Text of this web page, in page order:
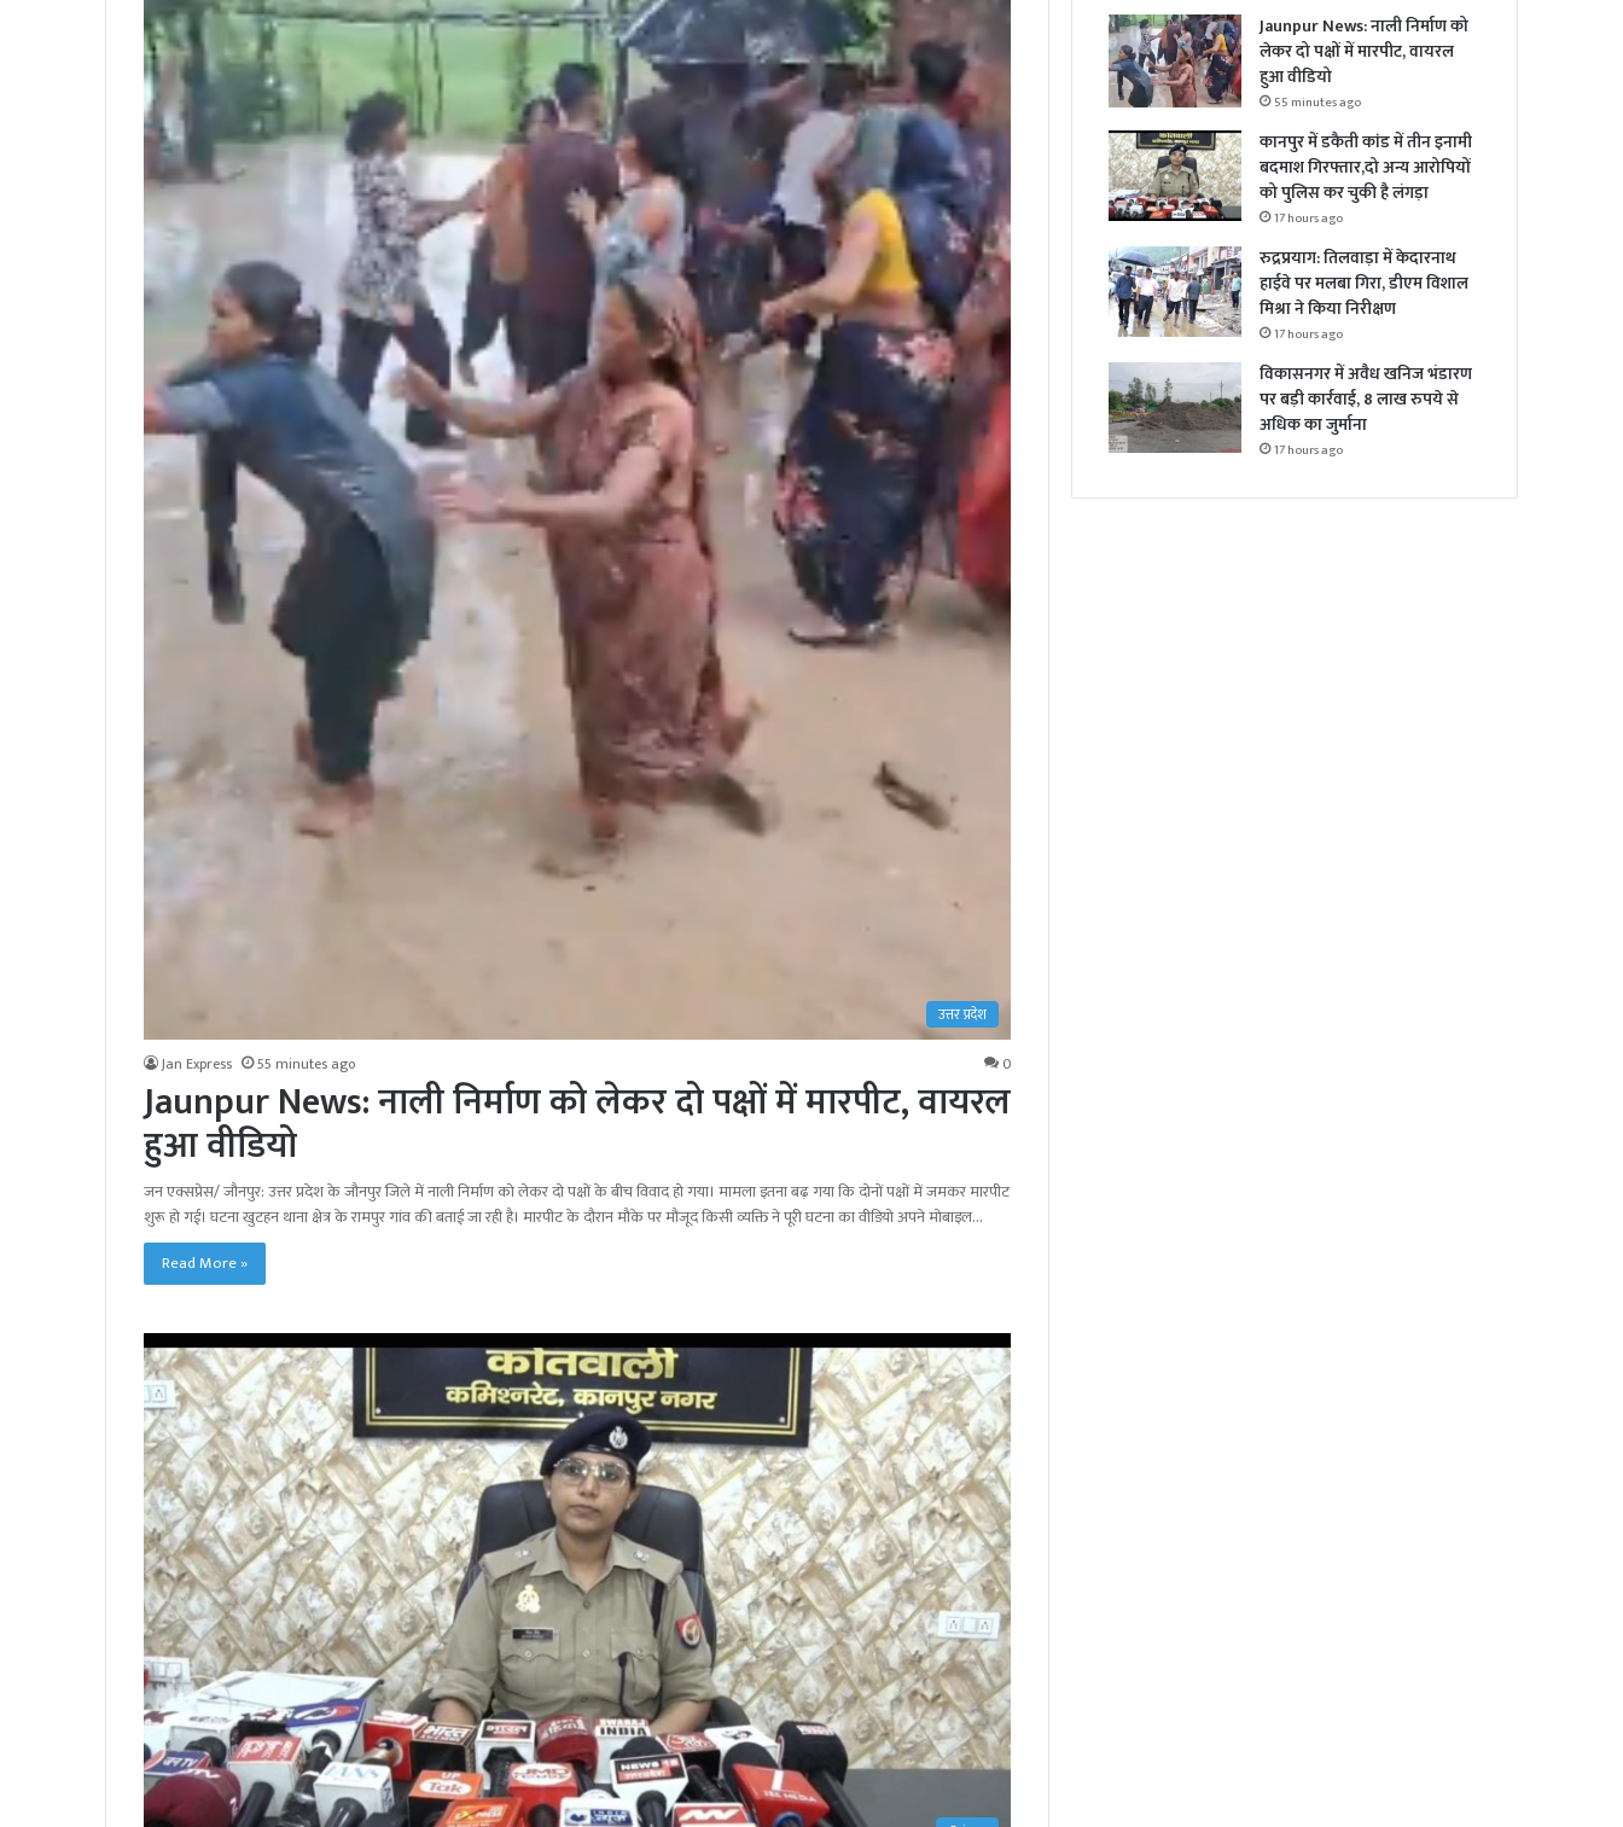
उत्तर प्रदेश
Jan Express 55 minutes ago 0
Jaunpur News: नाली निर्माण को लेकर दो पक्षों में मारपीट, वायरल
हुआ वीडियो
जन एक्सप्रेस/ जौनपुर: उत्तर प्रदेश के जौनपुर जिले में नाली निर्माण को लेकर दो पक्षों के बीच विवाद हो गया। मामला इतना बढ़ गया कि दोनों पक्षों में जमकर मारपीट
शुरू हो गई। घटना खुटहन थाना क्षेत्र के रामपुर गांव की बताई जा रही है। मारपीट के दौरान मौके पर मौजूद किसी व्यक्ति ने पूरी घटना का वीडियो अपने मोबाइल…
Read More »
Jaunpur News: नाली निर्माण को
लेकर दो पक्षों में मारपीट, वायरल
हुआ वीडियो
55 minutes ago
कानपुर में डकैती कांड में तीन इनामी
बदमाश गिरफ्तार,दो अन्य आरोपियों
को पुलिस कर चुकी है लंगड़ा
17 hours ago
रुद्रप्रयाग: तिलवाड़ा में केदारनाथ
हाईवे पर मलबा गिरा, डीएम विशाल
मिश्रा ने किया निरीक्षण
17 hours ago
विकासनगर में अवैध खनिज भंडारण
पर बड़ी कार्रवाई, 8 लाख रुपये से
अधिक का जुर्माना
17 hours ago